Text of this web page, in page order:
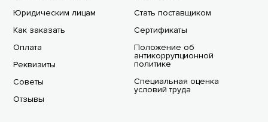
Юридическим лицам
Как заказать
Оплата
Реквизиты
Советы
Отзывы
Стать поставщиком
Сертификаты
Положение об
антикоррупционной
политике
Специальная оценка
условий труда